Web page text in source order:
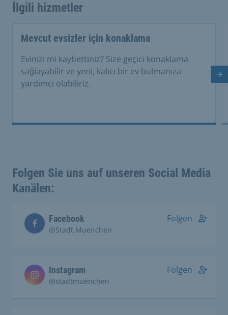
İlgili hizmetler
Mevcut evsizler için konaklama
Evinizi mi kaybettiniz? Size geçici konaklama
sağlayabilir ve yeni, kalıcı bir ev bulmanıza
yardımcı olabiliriz.
Folgen Sie uns auf unseren Social Media
Kanälen:
Facebook
@Stadt.Muenchen
Folgen
Instagram
@stadtmuenchen
Folgen